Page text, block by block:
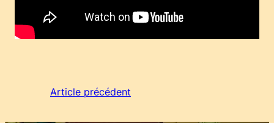
Article précédent